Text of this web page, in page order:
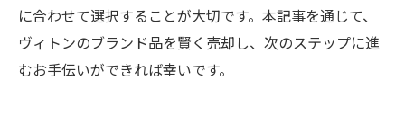
に合わせて選択することが大切です。本記事を通じて、
ヴィトンのブランド品を賢く売却し、次のステップに進
むお手伝いができれば幸いです。